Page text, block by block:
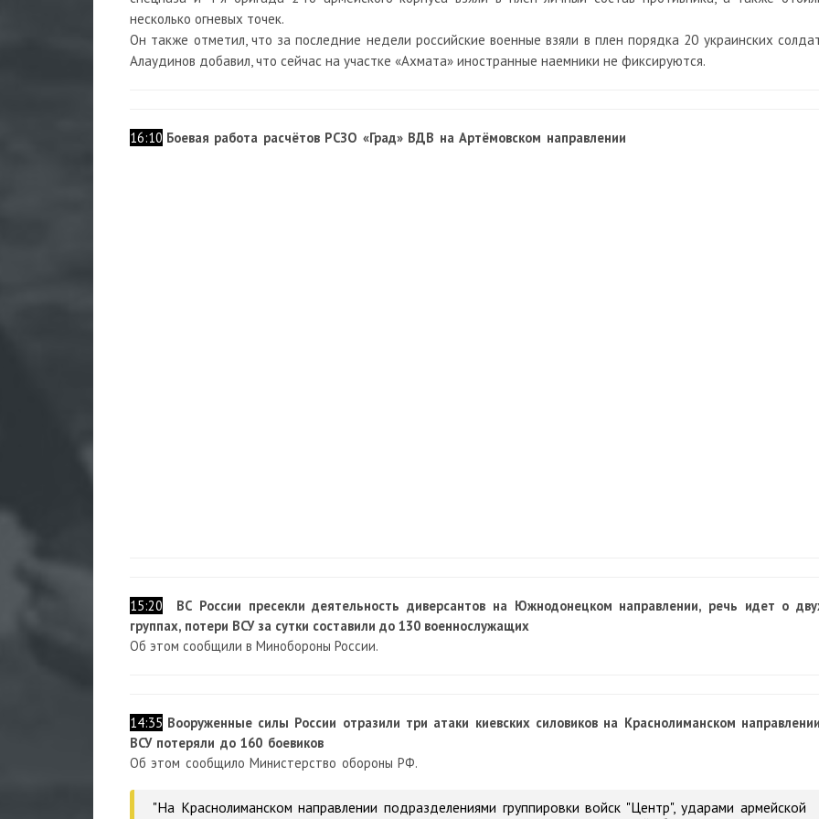
несколько огневых точек.
Он также отметил, что за последние недели российские военные взяли в плен порядка 20 украинских
Алаудинов добавил, что сейчас на участке «Ахмата» иностранные наемники не фиксируются.
16:10 Боевая работа расчётов РСЗО «Град» ВДВ на Артёмовском направлении
15:20
ВС России пресекли деятельность диверсантов на Южнодонецком направлении, речь идет о
группах, потери ВСУ за сутки составили до 130 военнослужащих
Об этом сообщили в Минобороны России.
14:35 Вооруженные силы России отразили три атаки киевских силовиков на Краснолиманском
ВСУ потеряли до 160 боевиков
Об этом сообщило Министерство обороны РФ.
"На Краснолиманском направлении подразделениями группировки войск "Центр", ударами армейской